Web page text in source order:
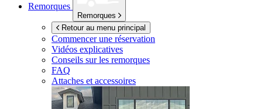
Remorques
Remorques
Retour au menu principal
Commencer une réservation
Vidéos explicatives
Conseils sur les remorques
FAQ
Attaches et accessoires